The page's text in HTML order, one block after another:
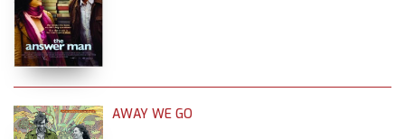
AWAY WE GO